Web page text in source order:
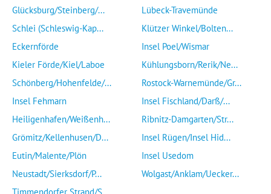
Glücksburg/Steinberg/...
Schlei (Schleswig-Kap...
Eckernförde
Kieler Förde/Kiel/Laboe
Schönberg/Hohenfelde/...
Insel Fehmarn
Heiligenhafen/Weißenh...
Grömitz/Kellenhusen/D...
Eutin/Malente/Plön
Neustadt/Sierksdorf/P...
Lübeck-Travemünde
Klützer Winkel/Bolten...
Insel Poel/Wismar
Kühlungsborn/Rerik/Ne...
Rostock-Warnemünde/Gr...
Insel Fischland/Darß/...
Ribnitz-Damgarten/Str...
Insel Rügen/Insel Hid...
Insel Usedom
Wolgast/Anklam/Uecker...